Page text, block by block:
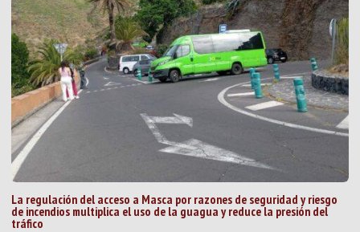
La regulación del acceso a Masca por razones de seguridad y riesgo
de incendios multiplica el uso de la guagua y reduce la presión del
tráfico